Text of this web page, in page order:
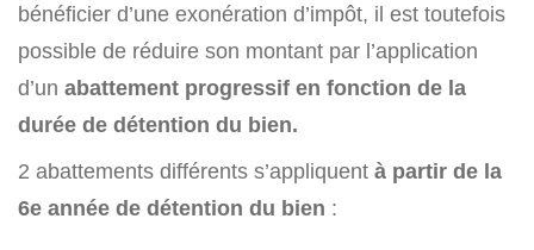
bénéficier d’une exonération d’impôt, il est toutefois
possible de réduire son montant par l’application
d’un abattement progressif en fonction de la
durée de détention du bien.
2 abattements différents s’appliquent à partir de la
6e année de détention du bien :